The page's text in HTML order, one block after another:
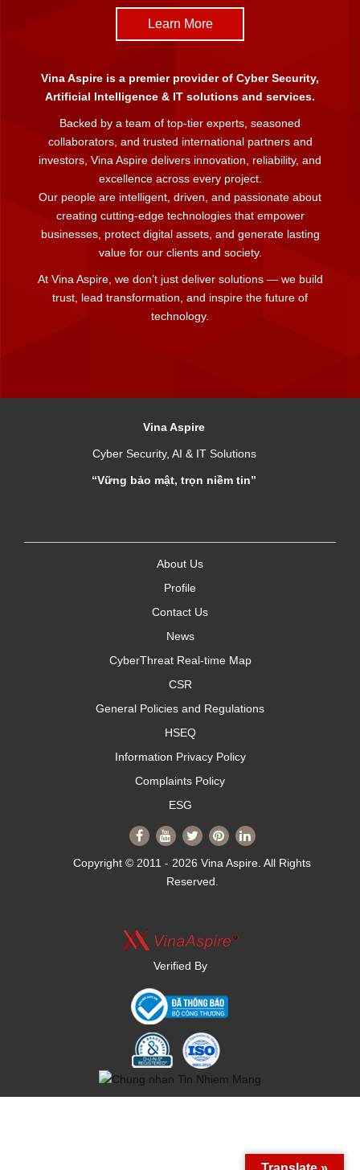
Learn More
Vina Aspire is a premier provider of Cyber Security,
Artificial Intelligence & IT solutions and services.
Backed by a team of top-tier experts, seasoned
collaborators, and trusted international partners and
investors, Vina Aspire delivers innovation, reliability, and
excellence across every project.
Our people are intelligent, driven, and passionate about
creating cutting-edge technologies that empower
businesses, protect digital assets, and generate lasting
value for our clients and society.
At Vina Aspire, we don’t just deliver solutions — we build
trust, lead transformation, and inspire the future of
technology.
Vina Aspire
Cyber Security, AI & IT Solutions
“Vững bảo mật, trọn niềm tin”
About Us
Profile
Contact Us
News
CyberThreat Real-time Map
CSR
General Policies and Regulations
HSEQ
Information Privacy Policy
Complaints Policy
ESG
Copyright © 2011 - 2026 Vina Aspire. All Rights
Reserved.
Verified By